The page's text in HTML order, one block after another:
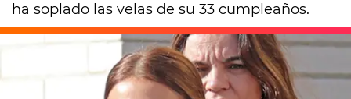
ha soplado las velas de su 33 cumpleaños.